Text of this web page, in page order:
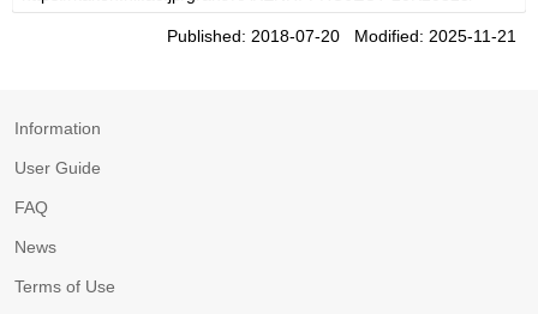
Published: 2018-07-20 Modified: 2025-11-21
Information
User Guide
FAQ
News
Terms of Use